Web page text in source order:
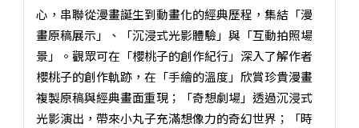
心，串聯從漫畫誕生到動畫化的經典歷程，集結「漫
畫原稿展示」、「沉浸式光影體驗」與「互動拍照場
景」。觀眾可在「櫻桃子的創作紀行」深入了解作者
櫻桃子的創作軌跡，在「手繪的溫度」欣賞珍貴漫畫
複製原稿與經典畫面重現；「奇想劇場」透過沉浸式
光影演出，帶來小丸子充滿想像力的奇幻世界；「時